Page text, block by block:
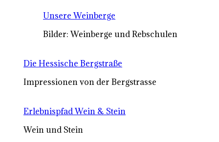
Unsere Weinberge
Bilder: Weinberge und Rebschulen
Die Hessische Bergstraße
Impressionen von der Bergstrasse
Erlebnispfad Wein & Stein
Wein und Stein